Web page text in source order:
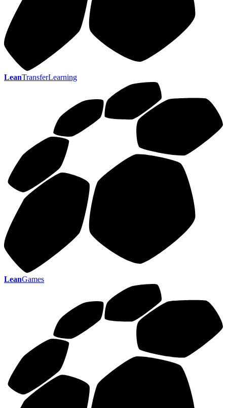
LeanTransferLearning
LeanGames